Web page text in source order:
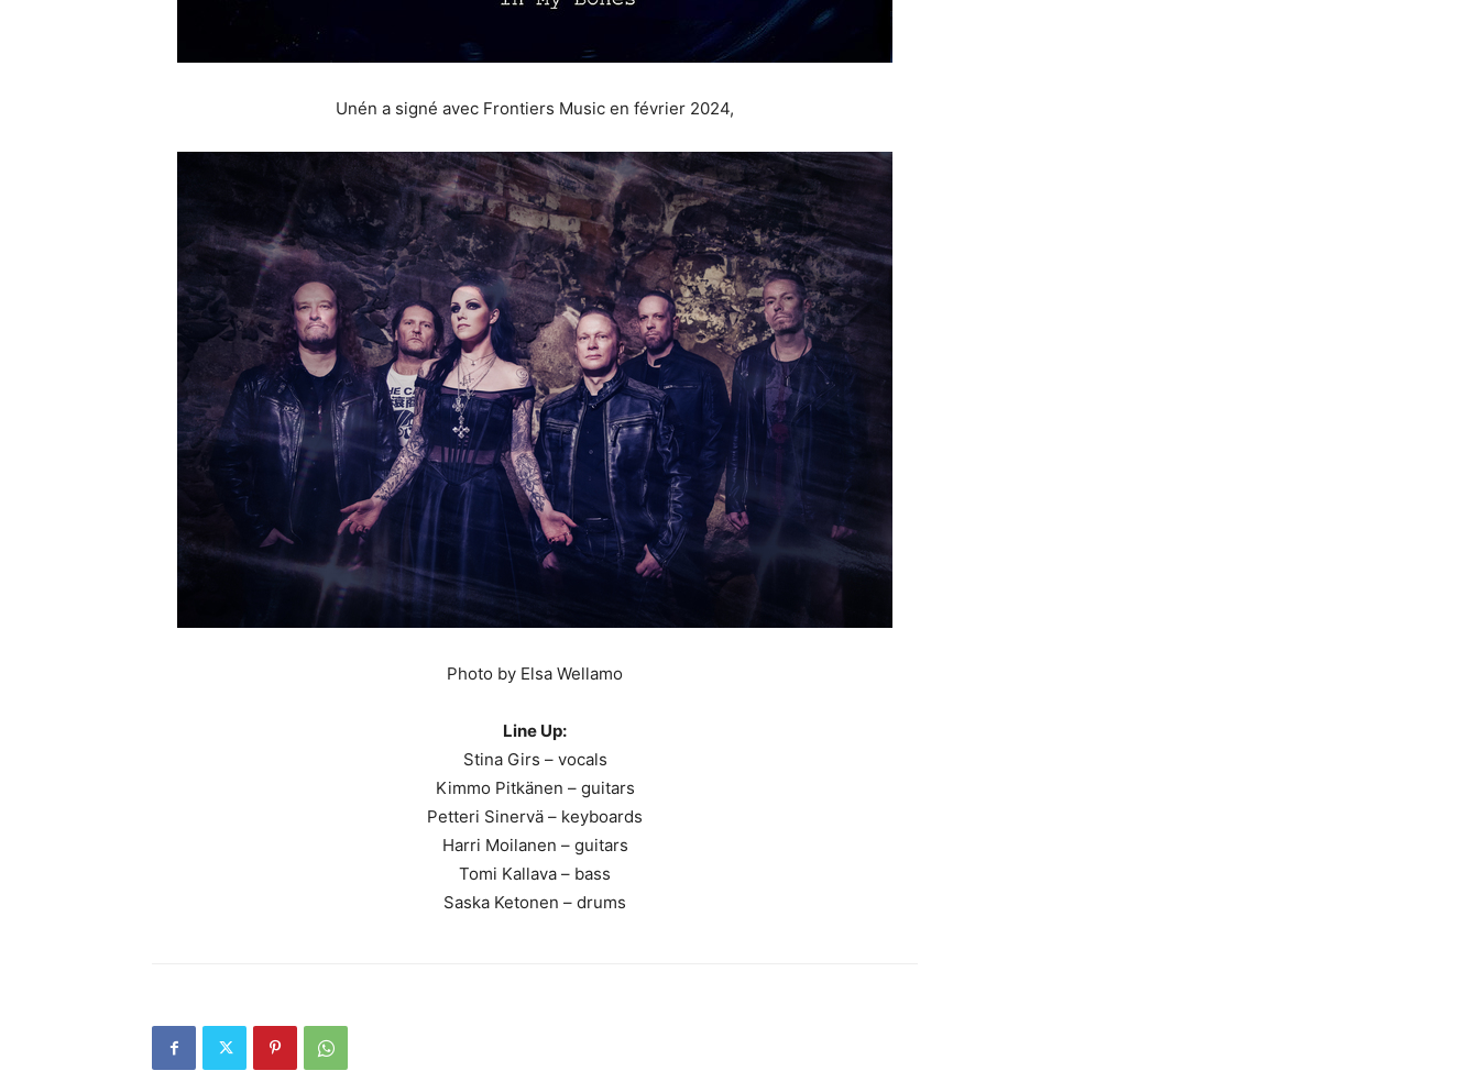
Unén a signé avec Frontiers Music en février 2024,
Photo by Elsa Wellamo
Line Up:
Stina Girs – vocals
Kimmo Pitkänen – guitars
Petteri Sinervä – keyboards
Harri Moilanen – guitars
Tomi Kallava – bass
Saska Ketonen – drums